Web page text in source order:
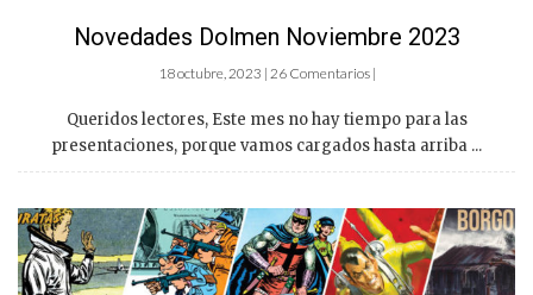
Novedades Dolmen Noviembre 2023
18 octubre, 2023 | 26 Comentarios |
Queridos lectores, Este mes no hay tiempo para las
presentaciones, porque vamos cargados hasta arriba ...